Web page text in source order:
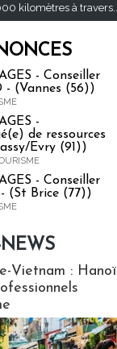
kilomètres à travers...
- Conseiller
- (Vannes (56))
-
de ressources
Evry (91))
- Conseiller
(St Brice (77))
Vietnam : Hanoï